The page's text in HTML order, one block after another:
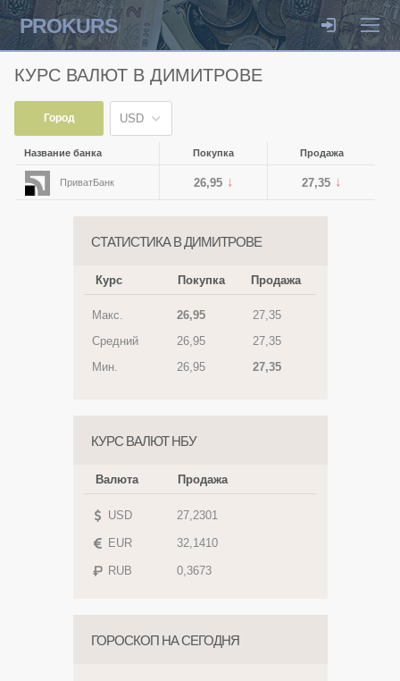
PROKURS
КУРС ВАЛЮТ В ДИМИТРОВЕ
Город USD
Название банка Покупка Продажа
ПриватБанк 26,95 27,35
СТАТИСТИКА В ДИМИТРОВЕ
Курс Покупка Продажа
Макс. 26,95
27,35
Средний
26,95
27,35
Мин.
26,95 27,35
КУРС ВАЛЮТ НБУ
Валюта Продажа
USD 27,2301
EUR 32,1410
RUB 0,3673
ГОРОСКОП НА СЕГОДНЯ